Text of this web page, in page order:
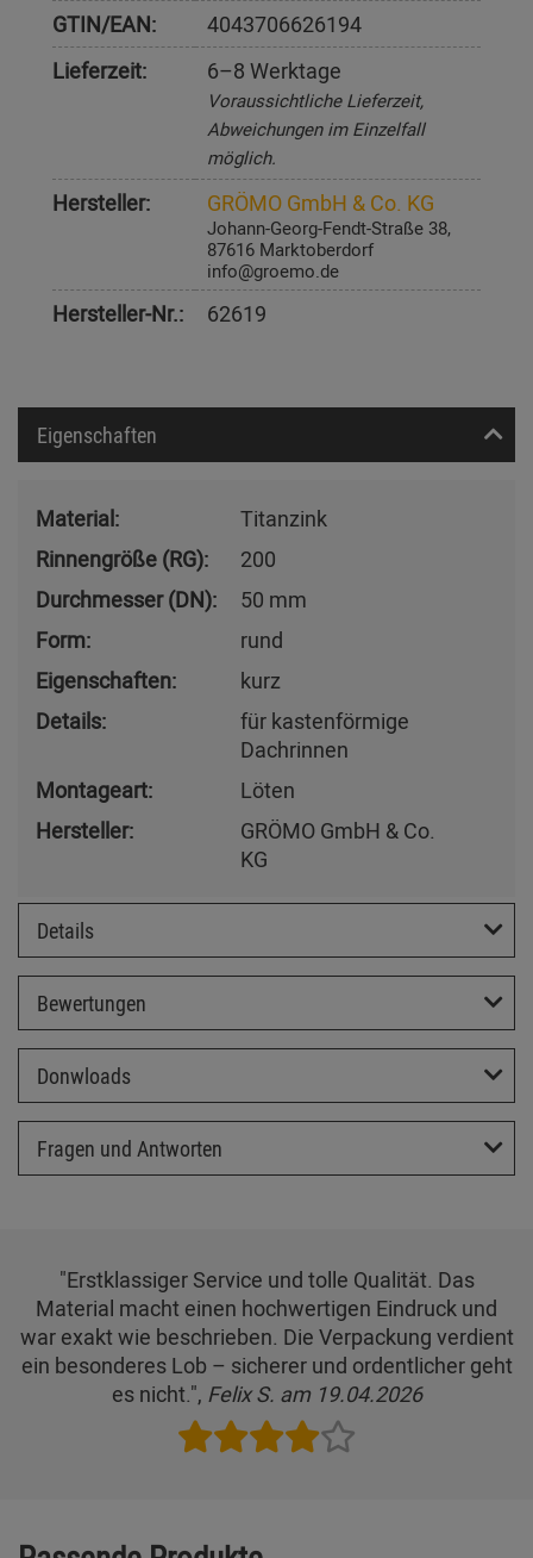
GTIN/EAN:
4043706626194
Lieferzeit:
6–8 Werktage
Voraussichtliche Lieferzeit,
Abweichungen im Einzelfall
möglich.
Hersteller: GRÖMO GmbH & Co. KG
Johann-Georg-Fendt-Straße 38,
87616 Marktoberdorf
info@groemo.de
Hersteller-Nr.: 62619
Eigenschaften
Material:
Titanzink
Rinnengröße (RG):
200
Durchmesser (DN):
50 mm
Form:
rund
Eigenschaften:
kurz
Details:
für kastenförmige
Dachrinnen
Montageart:
Löten
Hersteller:
GRÖMO GmbH & Co.
KG
Details
Bewertungen
Donwloads
Fragen und Antworten
"Erstklassiger Service und tolle Qualität. Das
Material macht einen hochwertigen Eindruck und
war exakt wie beschrieben. Die Verpackung verdient
ein besonderes Lob – sicherer und ordentlicher geht
es nicht.", Felix S. am 19.04.2026